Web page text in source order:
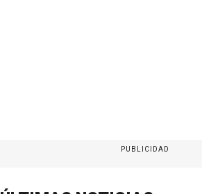
PUBLICIDAD